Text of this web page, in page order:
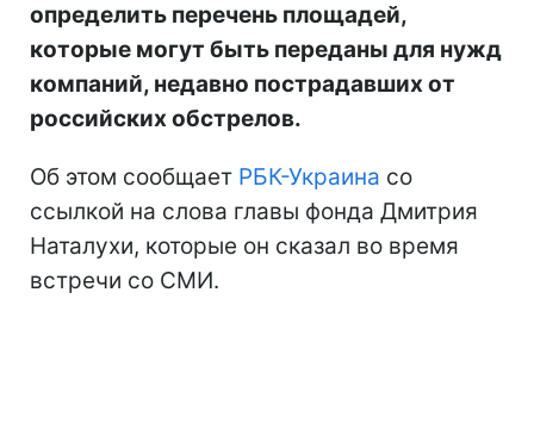
определить перечень площадей,
которые могут быть переданы для нужд
компаний, недавно пострадавших от
российских обстрелов.
Об этом сообщает РБК-Украина со
ссылкой на слова главы фонда Дмитрия
Наталухи, которые он сказал во время
встречи со СМИ.